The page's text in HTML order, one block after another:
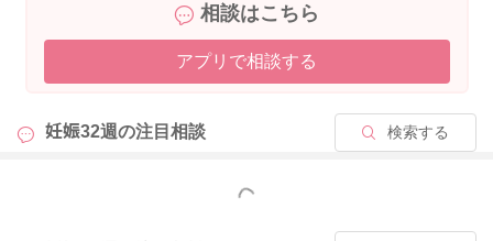
どうぞよろしくお願いします。
2024/6/23 15:07
相談はこちら
アプリで相談する
妊娠32週の注目相談 検索する
もっと見る